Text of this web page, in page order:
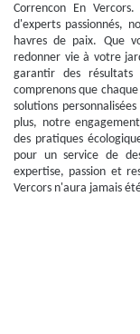
Correncon En
d'experts passionnés,
havres de paix. Que
redonner vie à votre
garantir des résultats
comprenons que
solutions
plus, notre
des pratiques
pour un service de
expertise, passion et
Vercors n'aura jamais